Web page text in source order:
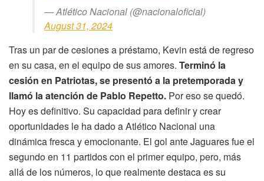
— Atlético Nacional (@nacionaloficial)
August 31, 2024
Tras un par de cesiones a préstamo, Kevin está de regreso
en su casa, en el equipo de sus amores. Terminó la
cesión en Patriotas, se presentó a la pretemporada y
llamó la atención de Pablo Repetto. Por eso se quedó.
Hoy es definitivo. Su capacidad para definir y crear
oportunidades le ha dado a Atlético Nacional una
dinámica fresca y emocionante. El gol ante Jaguares fue el
segundo en 11 partidos con el primer equipo, pero, más
allá de los números, lo que realmente destaca es su